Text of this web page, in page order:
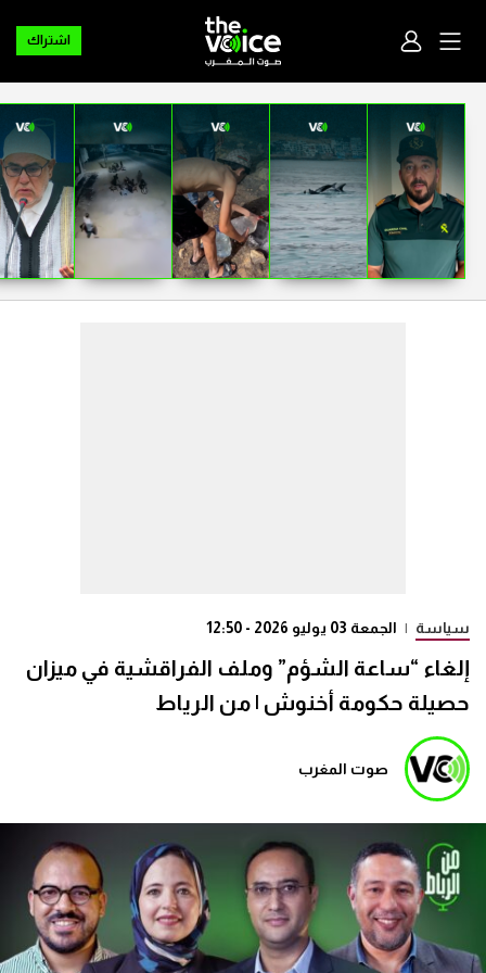
اشتراك
سياسة | الجمعة 03 يوليو 2026 - 12:50
إلغاء “ساعة الشؤم” وملف الفراقشية في ميزان
حصيلة حكومة أخنوش | من الرياط
صوت المغرب